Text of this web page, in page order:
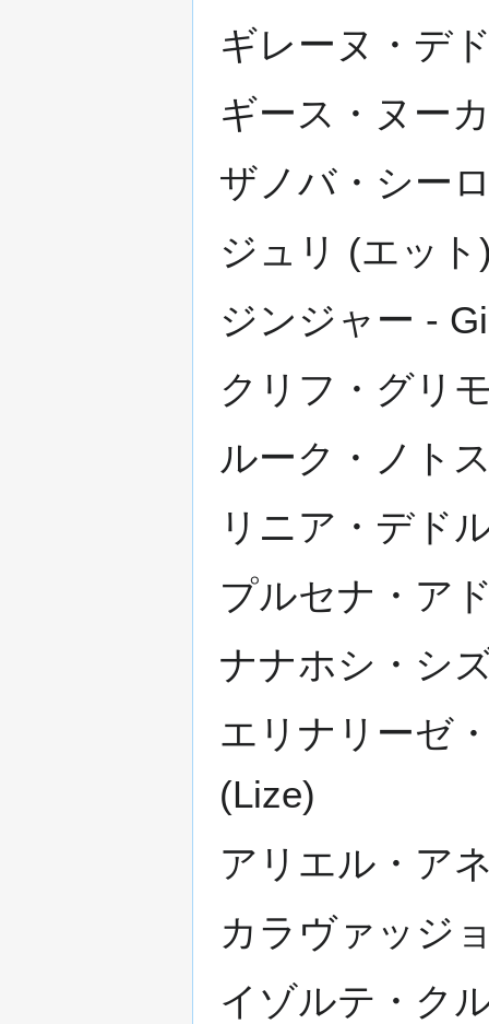
ギレーヌ・デ
ギース・ヌー
ザノバ・シー
ジュリ (エッ
ジンジャー -
クリフ・グリ
ルーク・ノト
リニア・デド
プルセナ・ア
ナナホシ・シ
エリナリーゼ
(Lize)
アリエル・ア
カラヴァッジ
イゾルテ・ク